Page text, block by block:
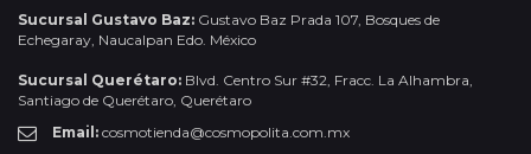
Sucursal Gustavo Baz: Gustavo Baz Prada 107, Bosques de
Echegaray, Naucalpan Edo. México
Sucursal Querétaro: Blvd. Centro Sur #32, Fracc. La Alhambra,
Santiago de Querétaro, Querétaro
Email: cosmotienda@cosmopolita.com.mx